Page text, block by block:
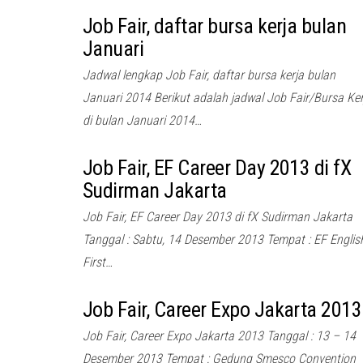
Job Fair, daftar bursa kerja bulan
Januari
Jadwal lengkap Job Fair, daftar bursa kerja bulan
Januari 2014 Berikut adalah jadwal Job Fair/Bursa
di bulan Januari 2014…
Job Fair, EF Career Day 2013 di fX
Sudirman Jakarta
Job Fair, EF Career Day 2013 di fX Sudirman Jakarta
Tanggal : Sabtu, 14 Desember 2013 Tempat : EF
First…
Job Fair, Career Expo Jakarta 2013
Job Fair, Career Expo Jakarta 2013 Tanggal : 13 – 14
Desember 2013 Tempat : Gedung Smesco Convention